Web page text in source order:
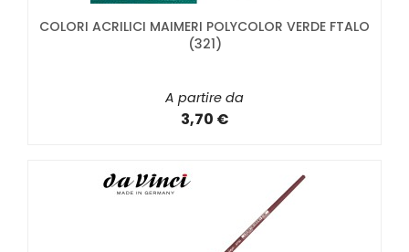
COLORI ACRILICI MAIMERI POLYCOLOR VERDE FTALO
(321)
A partire da
3,70 €